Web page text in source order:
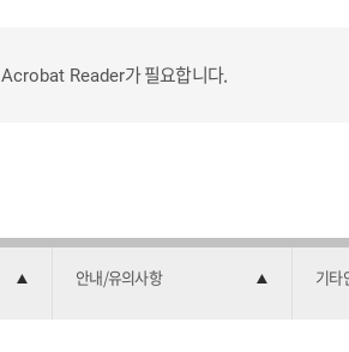
Acrobat Reader가 필요합니다.
안내/유의사항 기타